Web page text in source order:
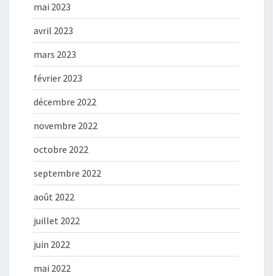
mai 2023
avril 2023
mars 2023
février 2023
décembre 2022
novembre 2022
octobre 2022
septembre 2022
août 2022
juillet 2022
juin 2022
mai 2022